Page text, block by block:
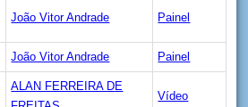
João Vitor Andrade Painel
João Vitor Andrade Painel
ALAN FERREIRA DE
Vídeo